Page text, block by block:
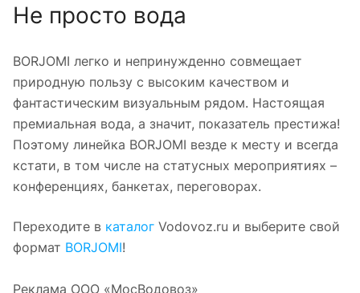
Не просто вода
BORJOMI легко и непринужденно совмещает
природную пользу с высоким качеством и
фантастическим визуальным рядом. Настоящая
премиальная вода, а значит, показатель престижа!
Поэтому линейка BORJOMI везде к месту и всегда
кстати, в том числе на статусных мероприятиях –
конференциях, банкетах, переговорах.
Переходите в каталог Vodovoz.ru и выберите свой
формат BORJOMI!
Реклама ООО «МосВодовоз»